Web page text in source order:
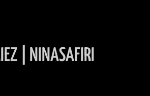
| NINASAFIRI